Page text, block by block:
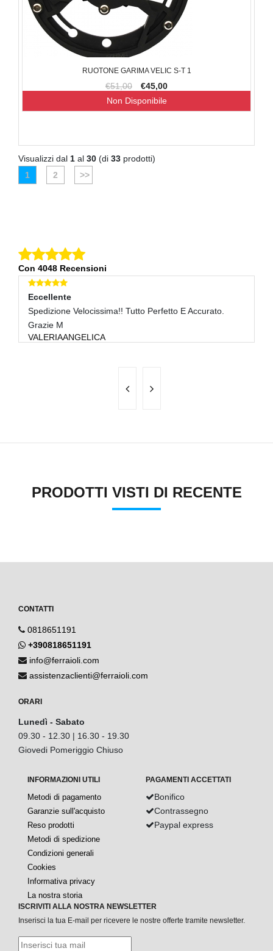
RUOTONE GARIMA VELIC S-T 1
€51,00 €45,00
Non Disponibile
Visualizzi dal 1 al 30 (di 33 prodotti)
1
2 >>
Con 4048 Recensioni
Eccellente
Spedizione Velocissima!! Tutto Perfetto E Accurato.
Grazie M
VALERIAANGELICA
PRODOTTI VISTI DI RECENTE
CONTATTI
0818651191
+390818651191
info@ferraioli.com
assistenzaclienti@ferraioli.com
ORARI
Lunedì - Sabato
09.30 - 12.30 | 16.30 - 19.30
Giovedi Pomeriggio Chiuso
INFORMAZIONI UTILI
Metodi di pagamento
Garanzie sull'acquisto
Reso prodotti
Metodi di spedizione
Condizioni generali
Cookies
Informativa privacy
La nostra storia
PAGAMENTI ACCETTATI
Bonifico
Contrassegno
Paypal express
ISCRIVITI ALLA NOSTRA NEWSLETTER
Inserisci la tua E-mail per ricevere le nostre offerte tramite newsletter.